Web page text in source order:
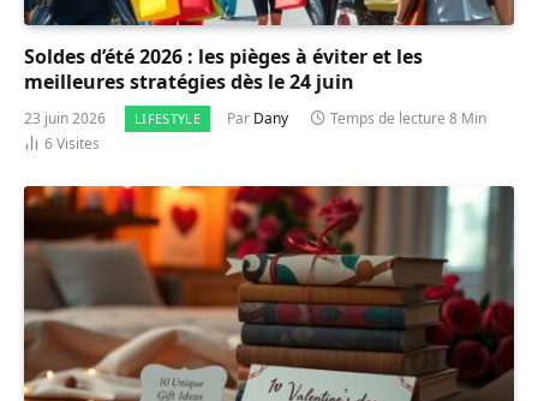
Soldes d’été 2026 : les pièges à éviter et les
meilleures stratégies dès le 24 juin
23 juin 2026 LIFESTYLE Par Dany
Temps de lecture 8 Min
6Visites